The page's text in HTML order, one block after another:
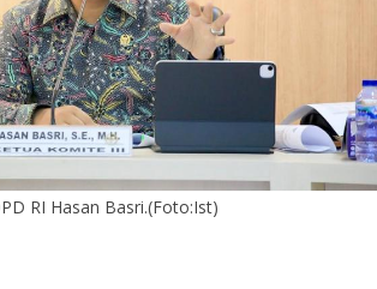
RI Hasan Basri.(Foto:Ist)